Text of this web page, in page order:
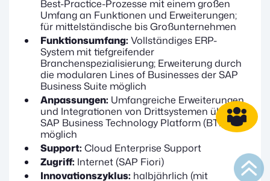
Best-Practice-Prozesse mit einem großen
Umfang an Funktionen und Erweiterungen;
für mittelständische bis Großunternehmen
Funktionsumfang: Vollständiges ERP-
System mit tiefgreifender
Branchenspezialisierung; Erweiterung durch
die modularen Lines of Businesses der SAP
Business Suite möglich
Anpassungen: Umfangreiche Erweiterungen
und Integrationen von Drittsystemen über die
SAP Business Technology Platform (BTP)
möglich
Support: Cloud Enterprise Support
Zugriff: Internet (SAP Fiori)
Innovationszyklus: halbjährlich (mit